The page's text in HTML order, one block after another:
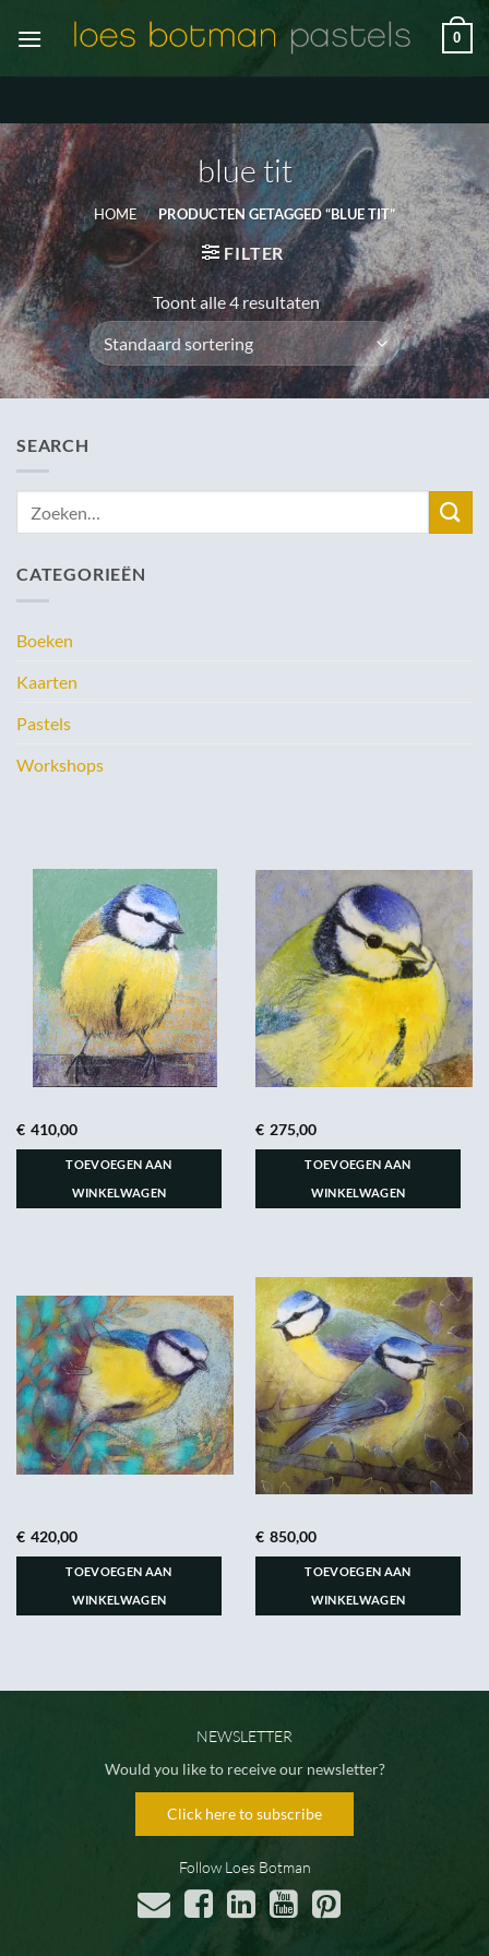
naar
0
blue tit
HOME / PRODUCTEN GETAGGED “BLUE TIT”
FILTER
Toont alle 4 resultaten
SEARCH
CATEGORIEËN
Boeken
Kaarten
Pastels
Workshops
€ 410,00
TOEVOEGEN AAN
WINKELWAGEN
€ 275,00
TOEVOEGEN AAN
WINKELWAGEN
€ 420,00
TOEVOEGEN AAN
WINKELWAGEN
€ 850,00
TOEVOEGEN AAN
WINKELWAGEN
NEWSLETTER
Would you like to receive our newsletter?
Click here to subscribe
Follow Loes Botman